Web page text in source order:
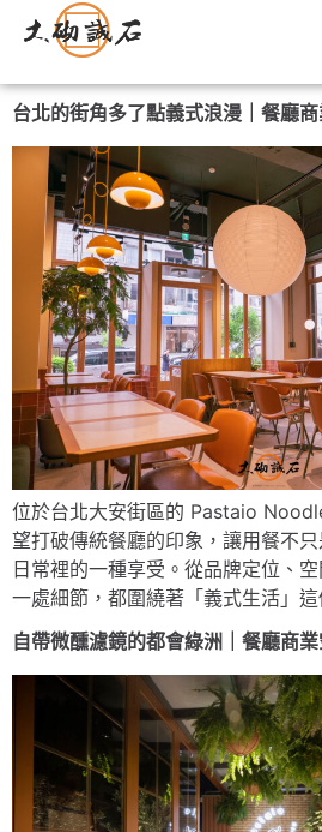
台北的街角多了點義式浪漫｜餐廳
位於台北大安街區的 Pastaio
望打破傳統餐廳的印象，讓用餐不
日常裡的一種享受。從品牌定位、
一處細節，都圍繞著「義式生活」
自帶微醺濾鏡的都會綠洲｜餐廳商